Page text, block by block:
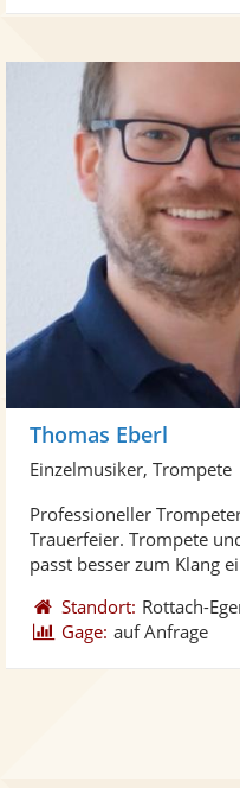
Thomas Eberl
Einzelmusiker, Trompete
Professioneller
Trauerfeier. Trompete
passt besser zum Klang
Standort: Rottach-
Gage: auf Anfrage